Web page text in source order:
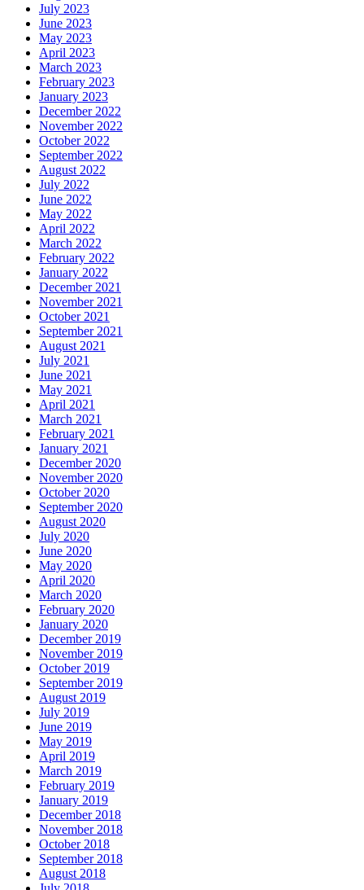
July 2023
June 2023
May 2023
April 2023
March 2023
February 2023
January 2023
December 2022
November 2022
October 2022
September 2022
August 2022
July 2022
June 2022
May 2022
April 2022
March 2022
February 2022
January 2022
December 2021
November 2021
October 2021
September 2021
August 2021
July 2021
June 2021
May 2021
April 2021
March 2021
February 2021
January 2021
December 2020
November 2020
October 2020
September 2020
August 2020
July 2020
June 2020
May 2020
April 2020
March 2020
February 2020
January 2020
December 2019
November 2019
October 2019
September 2019
August 2019
July 2019
June 2019
May 2019
April 2019
March 2019
February 2019
January 2019
December 2018
November 2018
October 2018
September 2018
August 2018